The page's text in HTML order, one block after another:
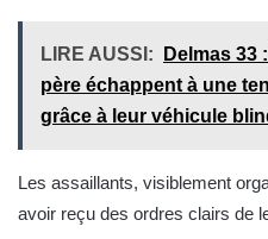
LIRE AUSSI:
Delmas 33
père échappent à une
grâce à leur véhicule
Les assaillants, visiblement
avoir reçu des ordres clairs de